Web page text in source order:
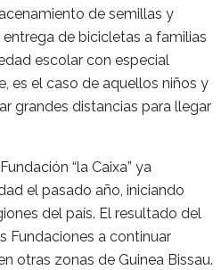
de semillas y
de bicicletas a familias
escolar con especial
es el caso de aquellos niños y
grandes distancias para llegar
“la Caixa” ya
el pasado año, iniciando
del país. El resultado del
Fundaciones a continuar
otras zonas de Guinea Bissau.